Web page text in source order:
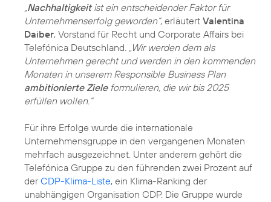
Nachhaltigkeitist ein entscheidender Faktor für
Unternehmenserfolg geworden“, erläutert Valentina
Daiber, Vorstand für Recht und Corporate Affairs bei
Telefónica Deutschland.
„Wir werden dem als
Unternehmen gerecht und werden in den kommenden
Monaten in unserem Responsible Business Plan
ambitionierte Zieleformulieren, die wir bis 2025
erfüllen wollen.“
Für ihre Erfolge wurde die internationale
Unternehmensgruppe in den vergangenen Monaten
mehrfach ausgezeichnet. Unter anderem gehört die
Telefónica Gruppe zu den führenden zwei Prozent auf
derCDP-Klima-Liste, ein Klima-Ranking der
unabhängigen Organisation CDP. Die Gruppe wurde